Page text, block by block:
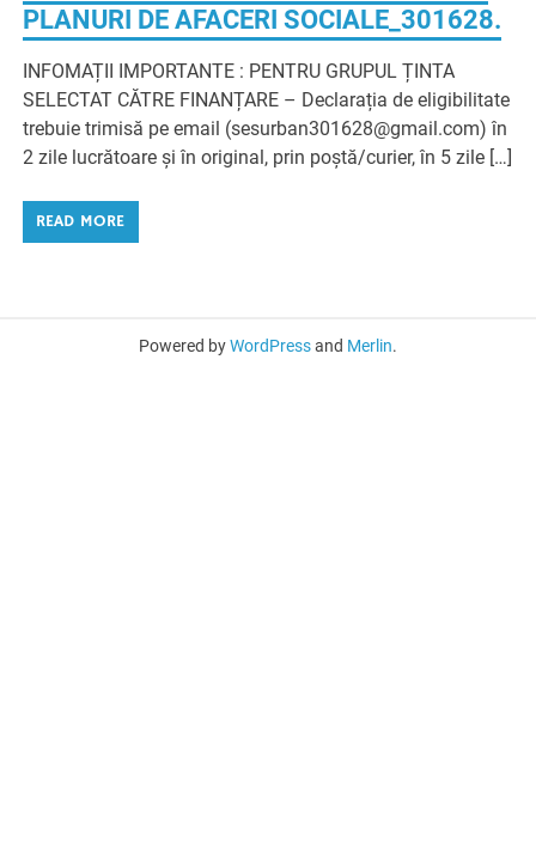
PLANURI DE AFACERI SOCIALE_301628.
INFOMAȚII IMPORTANTE : PENTRU GRUPUL ȚINTA
SELECTAT CĂTRE FINANȚARE – Declarația de eligibilitate
trebuie trimisă pe email (sesurban301628@gmail.com) în
2 zile lucrătoare și în original, prin poștă/curier, în 5 zile […]
READ MORE
Powered byWordPressand Merlin.